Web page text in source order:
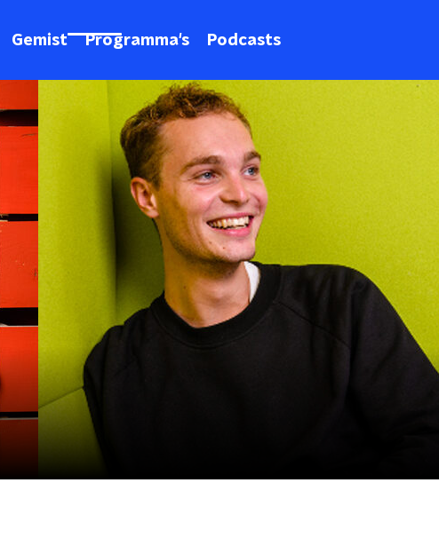
Gemist Programma's Podcasts